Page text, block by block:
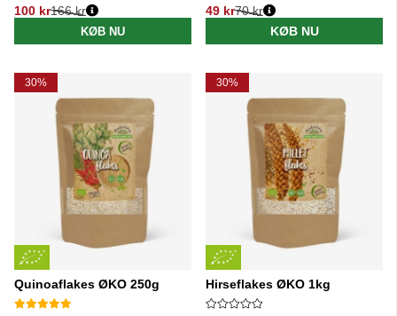
100 kr
Normalpris:
166 kr
KØB NU
49 kr
Normalpris:
70 kr
KØB NU
30%
Quinoaflakes ØKO 250g
30%
Hirseflakes ØKO 1kg